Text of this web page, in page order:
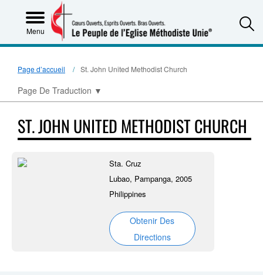
Menu
Page d’accueil St. John United Methodist Church
Page De Traduction ▼
ST. JOHN UNITED METHODIST CHURCH
Sta. Cruz
Lubao, Pampanga, 2005
Philippines
Obtenir Des
Directions